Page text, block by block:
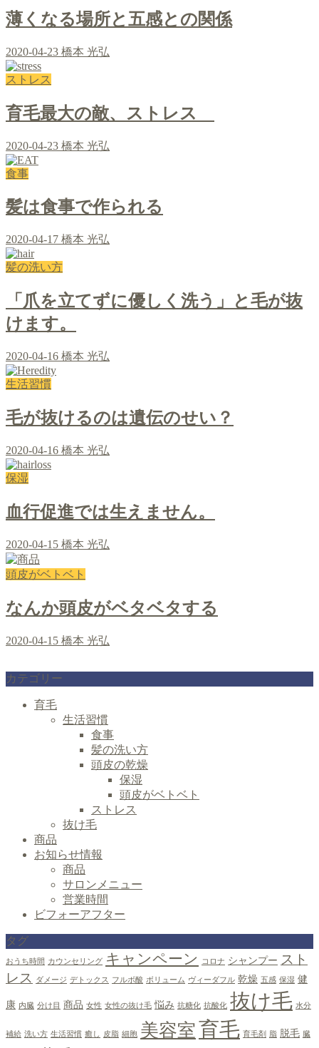
薄くなる場所と五感との関係
2020-04-23 橋本 光弘
ストレス
育毛最大の敵、ストレス
2020-04-23 橋本 光弘
食事
髪は食事で作られる
2020-04-17 橋本 光弘
髪の洗い方
「爪を立てずに優しく洗う」と毛が抜
けます。
2020-04-16 橋本 光弘
生活習慣
毛が抜けるのは遺伝のせい？
2020-04-16 橋本 光弘
保湿
血行促進では生えません。
2020-04-15 橋本 光弘
頭皮がベトベト
なんか頭皮がベタベタする
2020-04-15 橋本 光弘
カテゴリー
育毛
生活習慣
食事
髪の洗い方
頭皮の乾燥
保湿
頭皮がベトベト
ストレス
抜け毛
商品
お知らせ情報
商品
サロンメニュー
営業時間
ビフォーアフター
タグ
おうち時間 カウンセリング キャンペーン コロナ シャンプー スト
レス
ダメージ デトックス フルボ酸 ボリューム ヴィーダフル 乾燥 五感 保湿 健
康 内臓 分け目 商品 女性 女性の抜け毛 悩み 抗糖化 抗酸化 抜け毛 水分
補給 洗い方 生活習慣 癒し 皮脂 細胞 美容室育毛 育毛剤 脂 脱毛 臓